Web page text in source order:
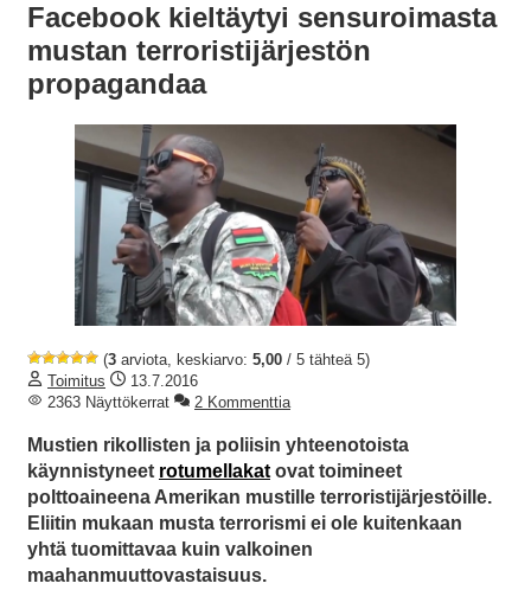
Facebook kieltäytyi sensuroimasta
mustan terroristijärjestön
propagandaa
(3 arviota, keskiarvo: 5,00 / 5 tähteä 5)
Toimitus
13.7.2016
2363 Näyttökerrat
2 Kommenttia
Mustien rikollisten ja poliisin yhteenotoista
käynnistyneet rotumellakat ovat toimineet
polttoaineena Amerikan mustille terroristijärjestöille.
Eliitin mukaan musta terrorismi ei ole kuitenkaan
yhtä tuomittavaa kuin valkoinen
maahanmuuttovastaisuus.